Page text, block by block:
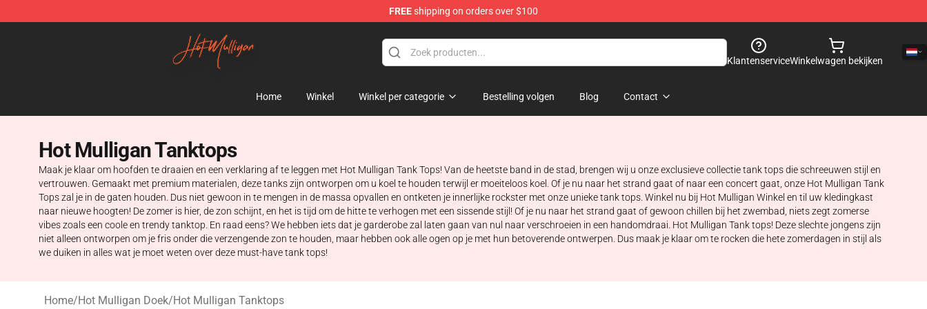
FREEshipping on orders over $100
Hot Mulligan Shop - Official Hot Mulligan Merchandise Store
KlantenserviceWinkelwagen bekijken
Home Winkel Winkel per categorie Bestelling volgen Blog Contact
Hot Mulligan Tanktops
Maak je klaar om hoofden te draaien en een verklaring af te leggen met Hot Mulligan Tank Tops! Van de heetste band in de stad, brengen wij u onze exclusieve collectie tank tops die schreeuwen stijl en
vertrouwen. Gemaakt met premium materialen, deze tanks zijn ontworpen om u koel te houden terwijl er moeiteloos koel. Of je nu naar het strand gaat of naar een concert gaat, onze Hot Mulligan Tank
Tops zal je in de gaten houden. Dus niet gewoon in te mengen in de massa opvallen en ontketen je innerlijke rockster met onze unieke tank tops. Winkel nu bij Hot Mulligan Winkel en til uw kledingkast
naar nieuwe hoogten! De zomer is hier, de zon schijnt, en het is tijd om de hitte te verhogen met een sissende stijl! Of je nu naar het strand gaat of gewoon chillen bij het zwembad, niets zegt zomerse
vibes zoals een coole en trendy tanktop. En raad eens? We hebben iets dat je garderobe zal laten gaan van nul naar verschroeien in een handomdraai. Hot Mulligan Tank tops! Deze slechte jongens zijn
niet alleen ontworpen om je fris onder die verzengende zon te houden, maar hebben ook alle ogen op je met hun betoverende ontwerpen. Dus maak je klaar om te rocken die hete zomerdagen in stijl als
we duiken in alles wat je moet weten over deze must-have tank tops!
Home/Hot Mulligan Doek/Hot Mulligan Tanktops